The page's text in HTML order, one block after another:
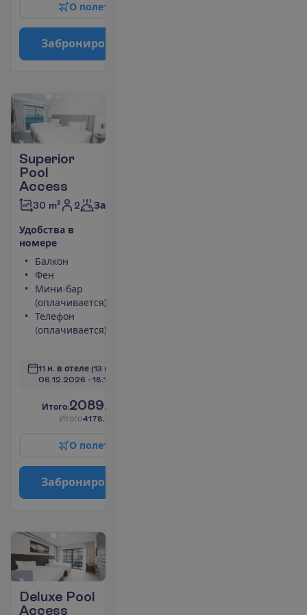
О полет
Заброниро
Superior
Pool
Access
30 m² 2 Завтраки
Удобства в
номере
Балкон
Фен
Мини-бар
(оплачивается)
Телефон
(оплачивается)
11 н. в отеле (13 н. всего)
06.12.2026 - 18.12.2026
Итого:2089.00
Итого4178.00
О полет
Заброниро
Deluxe Pool
Access